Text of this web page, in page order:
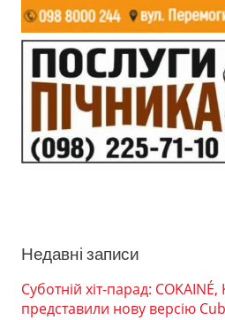
Недавні записи
Суботній хіт-парад: COKAINÉ,
представили нову версію